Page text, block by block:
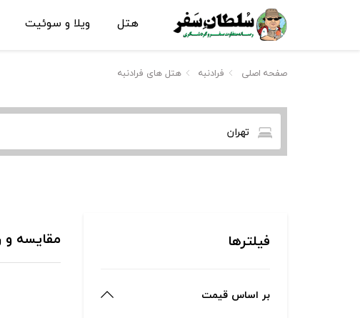
هتل ویلا و سوئیت
صفحه اصلی فرادنبه هتل های فرادنبه
تهران
فیلترها
بر اساس قیمت
مقایسه و